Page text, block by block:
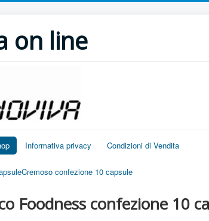
on line
Informativa privacy Condizioni di Vendita
Cremoso confezione 10 capsule
Foodness confezione 10